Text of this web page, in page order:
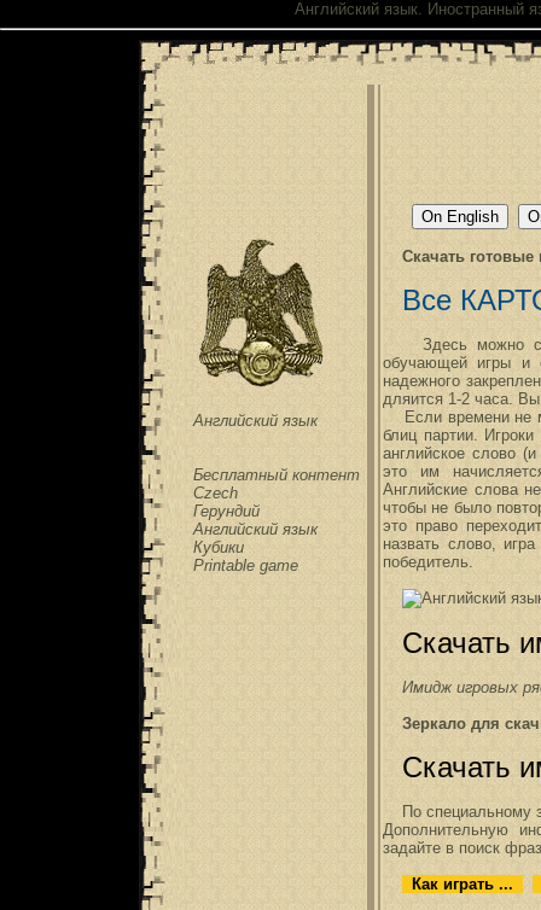
Английский язык. Иностранный
Английский язык
Бесплатный контент
Czech
Герундий
Английский язык
Кубики
Printable game
Скачать
Все
Здесь можно
обучающей игры и
надежного
дляится 1-2 часа.
Если времени не
блиц партии.
английское слово
это им
Английские слова
чтобы не было
это право
назвать слово,
победитель.
Скачать
Имидж игровых
Зеркало для
Скачать
По специальному
Дополнительную
задайте в поиск
Как играть ...